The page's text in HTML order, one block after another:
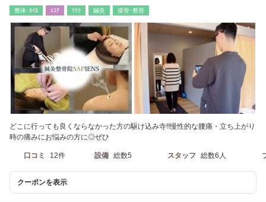
整体･ｶｲﾛ ｴｽﾃ ﾘﾗｸ 鍼灸 接骨･整骨
どこに行っても良くならなかった方の駆け込み寺!!慢性的な腰痛・立ち上がり
時の痛みにお悩みの方に◎ぜひ
口コミ 12件 設備 総数5 スタッフ 総数6人
クーポンを表示